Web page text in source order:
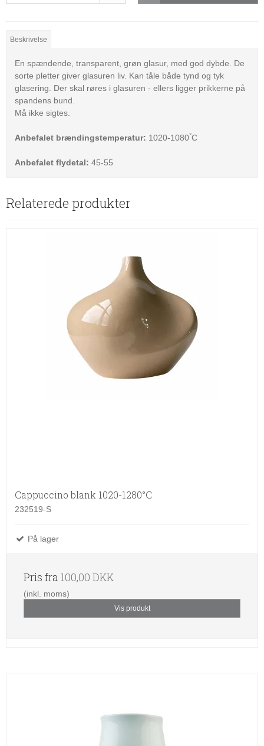
Beskrivelse
En spændende, transparent, grøn glasur, med god dybde. De
sorte pletter giver glasuren liv. Kan tåle både tynd og tyk
glasering. Der skal røres i glasuren - ellers ligger prikkerne på
spandens bund.
Må ikke sigtes.
Anbefalet brændingstemperatur: 1020-1080°C
Anbefalet flydetal: 45-55
Relaterede produkter
Cappuccino blank 1020-1280°C
232519-S
På lager
Pris fra 100,00 DKK
(inkl. moms)
Vis produkt